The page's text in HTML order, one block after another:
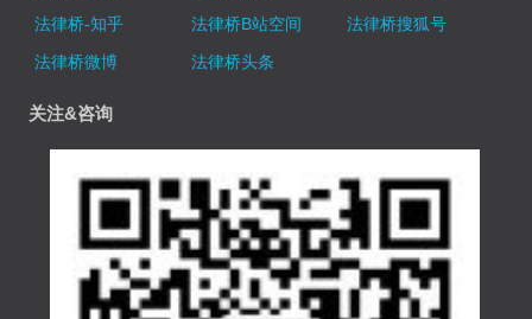
法律桥-知乎
法律桥B站空间
法律桥搜狐号
法律桥微博
法律桥头条
关注&咨询